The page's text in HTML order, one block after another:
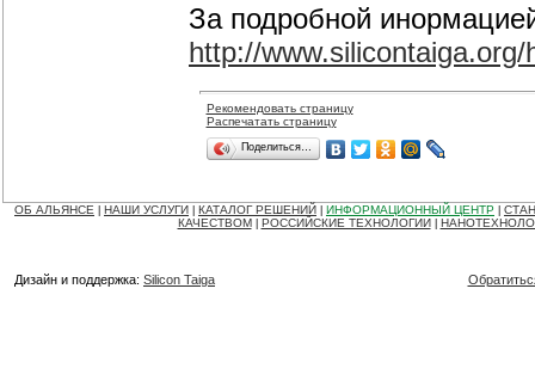
За подробной
http://
Рекомендовать страницу
Распечатать страницу
Поделиться…
ОБ АЛЬЯНСЕ НАШИ УСЛУГИ КАТАЛОГ РЕШЕНИЙ ИНФОРМАЦИОННЫЙ ЦЕНТР
КАЧЕСТВОМ
РОССИЙСКИЕ ТЕХНОЛОГИИ
Дизайн и поддержка: Silicon Taiga